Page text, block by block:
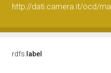
http://dati.camera.it/ocd/
rdfs: label